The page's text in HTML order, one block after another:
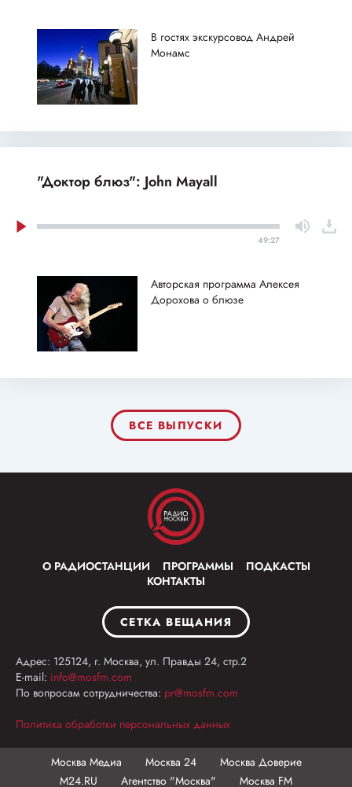
В гостях экскурсовод Андрей
Монамс
"Доктор блюз": John Mayall
49:27
Авторская программа Алексея
Дорохова о блюзе
ВСЕ ВЫПУСКИ
О РАДИОСТАНЦИИ ПРОГРАММЫ
ПОДКАСТЫ
КОНТАКТЫ
СЕТКА ВЕЩАНИЯ
Адрес: 125124, г. Москва, ул. Правды 24, стр.2
E-mail: info@mosfm.com
По вопросам сотрудничества: pr@mosfm.com
Политика обработки персональных данных
Москва Медиа Москва 24
Москва Доверие
М24.RU
Агентство "Москва" Москва FM